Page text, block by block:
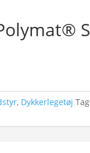
, Dykkerlegetøj